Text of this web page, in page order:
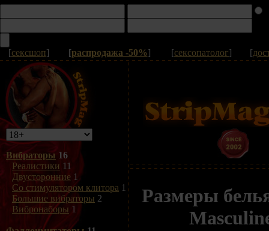
[сексшоп] [распродажа -50%] [сексопатолог] [
Вибраторы 16
Реалистики 11
Двусторонние 1
Со стимулятором клитора 1
Большие вибраторы 2
Вибронаборы 1
Размеры